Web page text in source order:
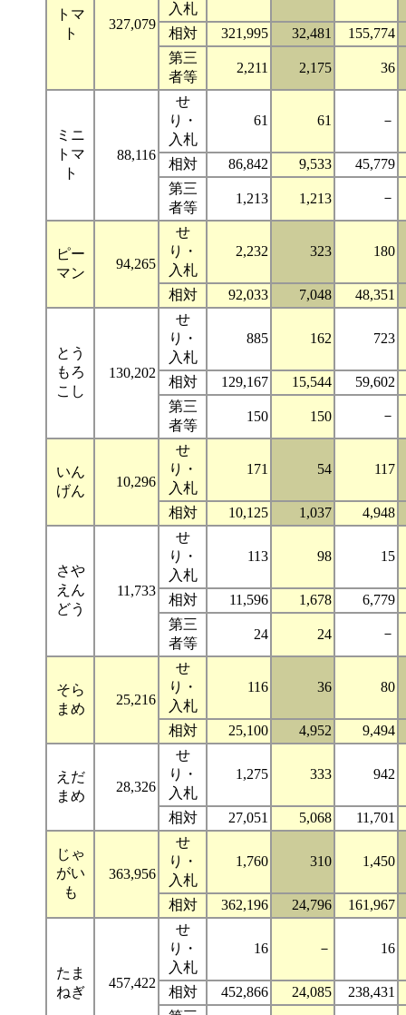
トマ
ト
327,079
入札
相対 321,995 32,481
155,774
第三
者等
2,211 2,175 36
ミニ
トマ
ト
88,116
せ
り・
入札
61 61 －
相対 86,842 9,533
45,779
第三
者等
1,213 1,213 －
ピー
マン
94,265
せ
り・
入札
2,232 323 180
相対 92,033 7,048 48,351
とう
もろ
こし
130,202
せ
り・
入札
885 162 723
相対 129,167 15,544
59,602
第三
者等
150 150 －
いん
げん
10,296
せ
り・
入札
171 54 117
相対 10,125 1,037 4,948
さや
えん
どう
11,733
せ
り・
入札
113 98 15
相対 11,596 1,678
6,779
第三
者等
24 24 －
そら
まめ
25,216
せ
り・
入札
116 36 80
相対 25,100 4,952 9,494
えだ
まめ
28,326
せ
り・
入札
1,275 333 942
相対 27,051 5,068 11,701
じゃ
がい
も
363,956
せ
り・
入札
1,760 310 1,450
相対 362,196 24,796 161,967
たま
ねぎ
457,422
せ
り・
入札
16 － 16
相対 452,866 24,085
238,431